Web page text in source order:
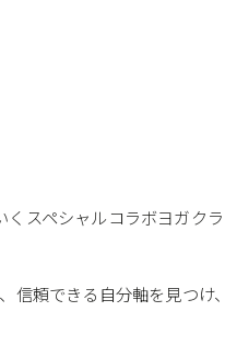
スペシャルコラボヨガクラ
信頼できる自分軸を見つ